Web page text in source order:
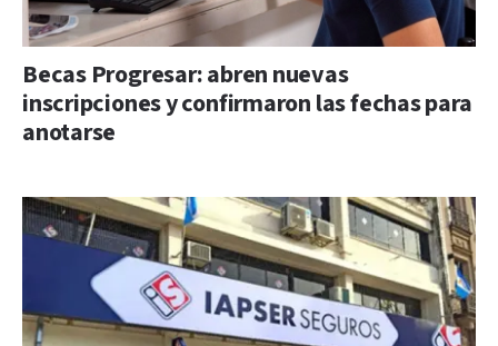
Becas Progresar: abren nuevas
inscripciones y confirmaron las fechas para
anotarse